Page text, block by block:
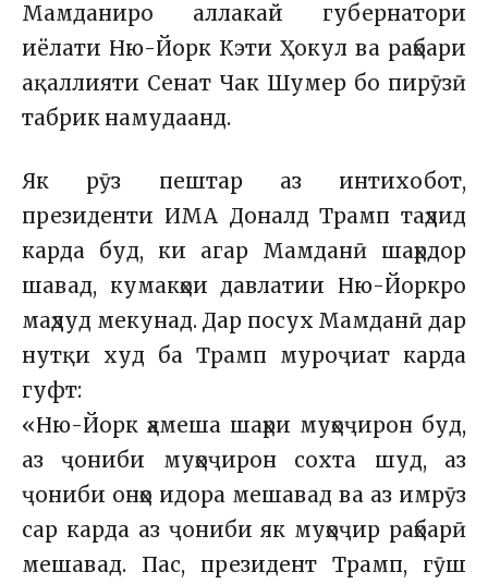
Мамданиро аллакай губернатори
иёлати Ню-Йорк Кэти Ҳокул ва раҳбари
ақаллияти Сенат Чак Шумер бо пирӯзӣ
табрик намудаанд.
Як рӯз пештар аз интихобот,
президенти ИМА Доналд Трамп таҳдид
карда буд, ки агар Мамданӣ шаҳрдор
шавад, кумакҳои давлатии Ню-Йоркро
маҳдуд мекунад. Дар посух Мамданӣ дар
нутқи худ ба Трамп муроҷиат карда
гуфт:
«Ню-Йорк ҳамеша шаҳри муҳоҷирон буд,
аз ҷониби муҳоҷирон сохта шуд, аз
ҷониби онҳо идора мешавад ва аз имрӯз
сар карда аз ҷониби як муҳоҷир раҳбарӣ
мешавад. Пас, президент Трамп, гӯш